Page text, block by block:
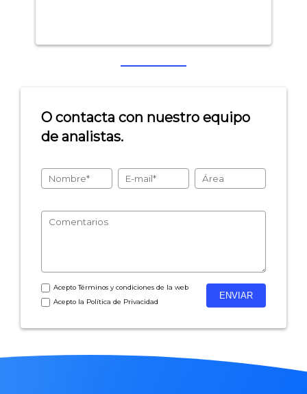
O contacta con nuestro equipo
de analistas.
AceptoTérminos y condicionesde la web
Acepto la Política de Privacidad